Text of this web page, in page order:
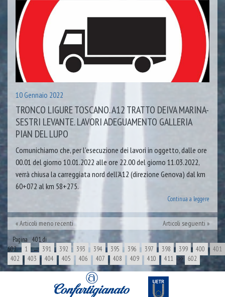
10 Gennaio 2022
TRONCO LIGURE TOSCANO. A12 TRATTO DEIVA MARINA-
SESTRI LEVANTE. LAVORI ADEGUAMENTO GALLERIA
PIAN DEL LUPO
Comunichiamo che, per l’esecuzione dei lavori in oggetto, dalle ore
00.01 del giorno 10.01.2022 alle ore 22.00 del giorno 11.03.2022,
verrà chiusa la carreggiata nord dell’A12 (direzione Genova) dal km
60+072 al km 58+275.
Continua a leggere
Articoli meno recenti Articoli seguenti
Pagina 401 di
602
1 ← 391 392 393 394 395 396 397 398 399 400
401
402
403 404 405 406 407 408 409 410 411 >> 602